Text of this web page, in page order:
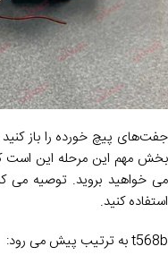
بخش مهم این مرحله این است
استفاده کنید.
t568b به ترتیب پیش می رود: